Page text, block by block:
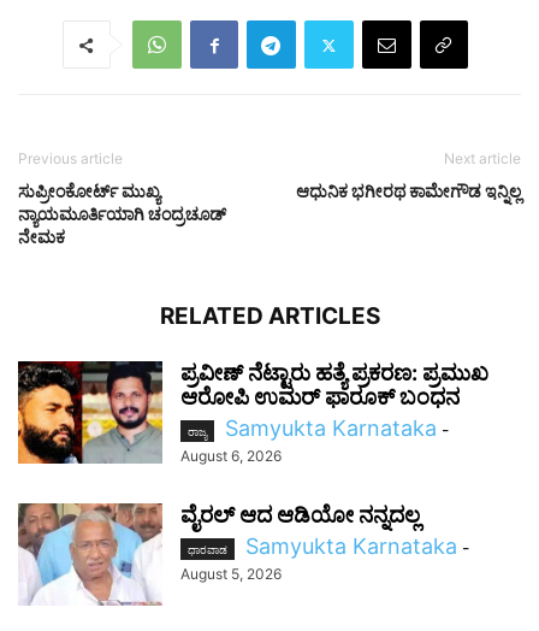
Previous article
ಸುಪ್ರೀಂಕೋರ್ಟ್‌ ಮುಖ್ಯ
ನ್ಯಾಯಮೂರ್ತಿಯಾಗಿ ಚಂದ್ರಚೂಡ್‌
ನೇಮಕ
Next article
ಆಧುನಿಕ ಭಗೀರಥ ಕಾಮೇಗೌಡ ಇನ್ನಿಲ್ಲ
RELATED ARTICLES
ಪ್ರವೀಣ್ ನೆಟ್ಟಾರು ಹತ್ಯೆ ಪ್ರಕರಣ: ಪ್ರಮುಖ
ಆರೋಪಿ ಉಮರ್ ಫಾರೂಕ್ ಬಂಧನ
ರಾಜ್ಯ Samyukta Karnataka -
August 6, 2026
ವೈರಲ್ ಆದ ಆಡಿಯೋ ನನ್ನದಲ್ಲ
ಧಾರವಾಡ Samyukta Karnataka -
August 5, 2026